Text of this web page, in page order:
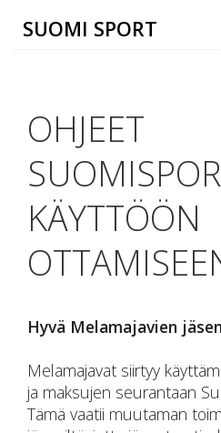
SUOMI SPORT
OHJEET
KÄYTTÖÖN
Hyvä Melamajavien
Melamajavat siirtyy
ja maksujen seurantaan
Tämä vaatii muutaman